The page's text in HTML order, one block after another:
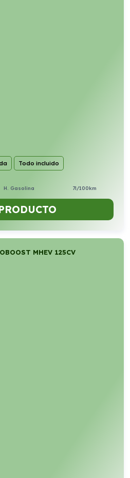
Todo incluido
H. Gasolina 7l/100km
MHEV 125CV